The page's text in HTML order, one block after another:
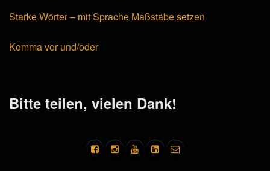
Starke Wörter – mit Sprache Maßstäbe setzen
Komma vor und/oder
Bitte teilen, vielen Dank!